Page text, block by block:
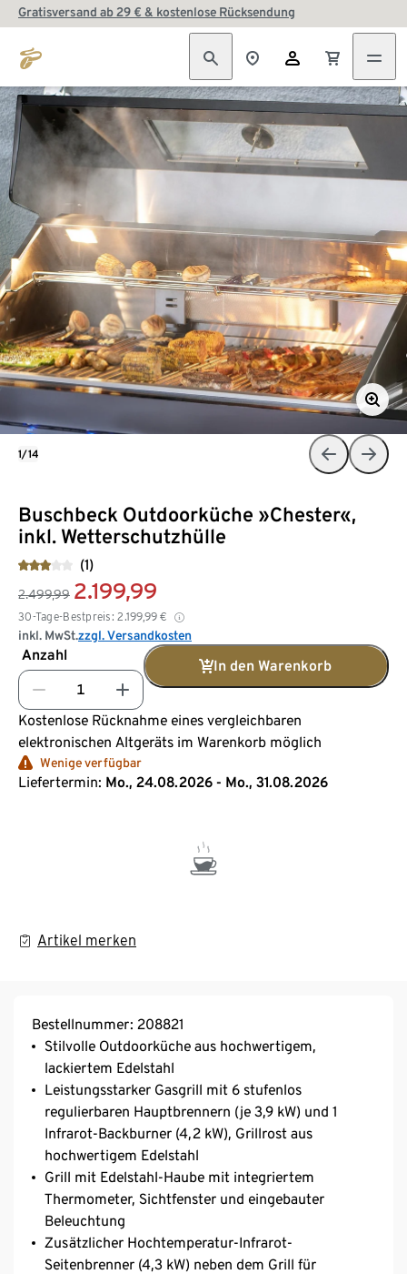
Gratisversand ab 29 € & kostenlose Rücksendung
Buschbeck Outdoorküche »Chester«,
inkl. Wetterschutzhülle
(1)
2.499,99 2.199,99
30-Tage-Bestpreis: 2.199,99 €
inkl. MwSt.zzgl. Versandkosten
Anzahl
In den Warenkorb
Kostenlose Rücknahme eines vergleichbaren
elektronischen Altgeräts im Warenkorb möglich
Wenige verfügbar
Liefertermin: Mo., 24.08.2026 - Mo., 31.08.2026
Artikel merken
1/14
Bestellnummer: 208821
Stilvolle Outdoorküche aus hochwertigem,
lackiertem Edelstahl
Leistungsstarker Gasgrill mit 6 stufenlos
regulierbaren Hauptbrennern (je 3,9 kW) und 1
Infrarot-Backburner (4,2 kW), Grillrost aus
hochwertigem Edelstahl
Grill mit Edelstahl-Haube mit integriertem
Thermometer, Sichtfenster und eingebauter
Beleuchtung
Zusätzlicher Hochtemperatur-Infrarot-
Seitenbrenner (4,3 kW) neben dem Grill für